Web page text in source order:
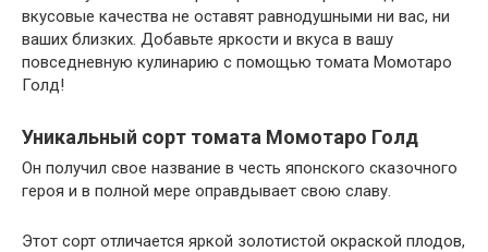
вкусовые качества не оставят равнодушными ни вас, ни
ваших близких. Добавьте яркости и вкуса в вашу
повседневную кулинарию с помощью томата Момотаро
Голд!
Уникальный сорт томата Момотаро Голд
Он получил свое название в честь японского сказочного
героя и в полной мере оправдывает свою славу.
Этот сорт отличается яркой золотистой окраской плодов,